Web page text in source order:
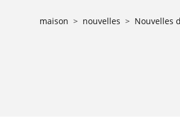
maison > nouvelles > Nouvelles